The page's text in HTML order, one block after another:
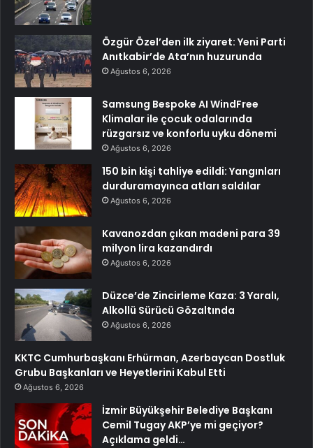
Özgür Özel’den ilk ziyaret: Yeni Parti
Anıtkabir’de Ata’nın huzurunda
Ağustos 6, 2026
Samsung Bespoke AI WindFree
Klimalar ile çocuk odalarında
rüzgarsız ve konforlu uyku dönemi
Ağustos 6, 2026
150 bin kişi tahliye edildi: Yangınları
durduramayınca atları saldılar
Ağustos 6, 2026
Kavanozdan çıkan madeni para 39
milyon lira kazandırdı
Ağustos 6, 2026
Düzce’de Zincirleme Kaza: 3 Yaralı,
Alkollü Sürücü Gözaltında
Ağustos 6, 2026
KKTC Cumhurbaşkanı Erhürman, Azerbaycan Dostluk
Grubu Başkanları ve Heyetlerini Kabul Etti
Ağustos 6, 2026
İzmir Büyükşehir Belediye Başkanı
Cemil Tugay AKP’ye mi geçiyor?
Açıklama geldi…